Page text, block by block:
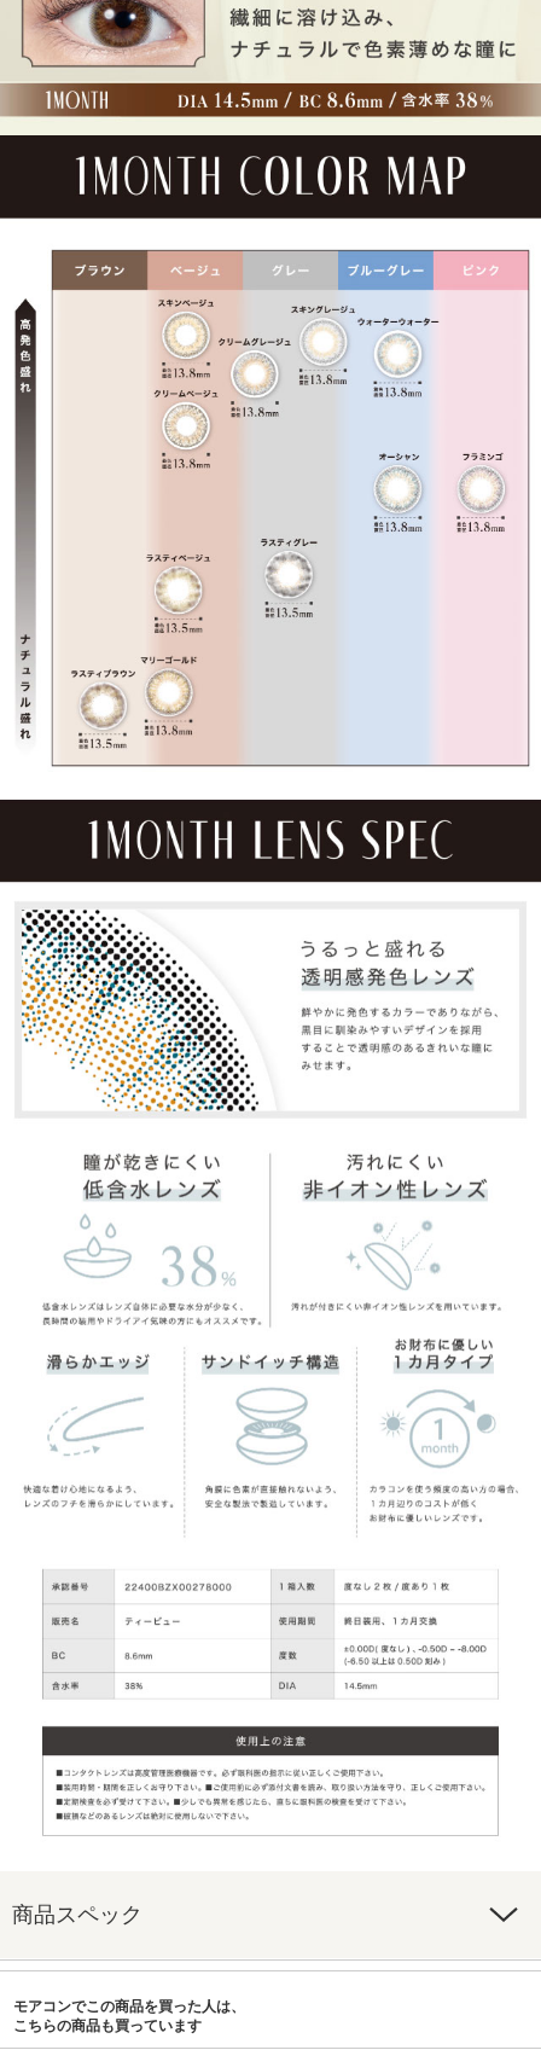
商品スペック
モアコンでこの商品を買った人は、
こちらの商品も買っています